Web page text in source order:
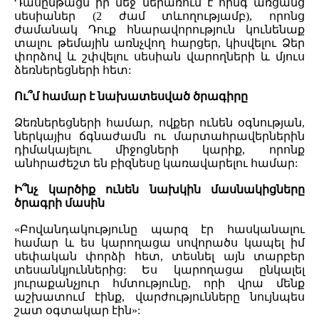
Դասընթացն իր մեջ ներառում է հինգ առցանց
սեսիաներ (2 ժամ տևողությամբ), որոնց
ժամանակ Դուք հնարավորություն կունենաք
տալու թեմային առնչվող հարցեր, կիսվելու Ձեր
փորձով և շփվելու սեսիան վարողների և մյուս
ձեռներեցների հետ:
Ու՞մ համար է նախատեսված ծրագիրը
Ձեռներեցների համար, ովքեր ունեն օգնության,
ներկայիս ճգնաժամն ու մարտահրավերներին
դիմակայելու միջոցների կարիք, որոնք
անհրաժեշտ են բիզնեսը կառավարելու համար:
Ի՞նչ կարծիք ունեն նախկին մասնակիցները
ծրագրի մասին
«Բովանդակությունը պարզ էր հասկանալու
համար և ես կարողացա սովորածս կապել իմ
սեփական փորձի հետ, տեսնել այն տարբեր
տեսանկյուններից: Ես կարողացա ընկալել
յուրաքանչյուր հմտությունը, որի վրա մենք
աշխատում էինք, վարժությունները նույնպես
շատ օգտակար էին»: